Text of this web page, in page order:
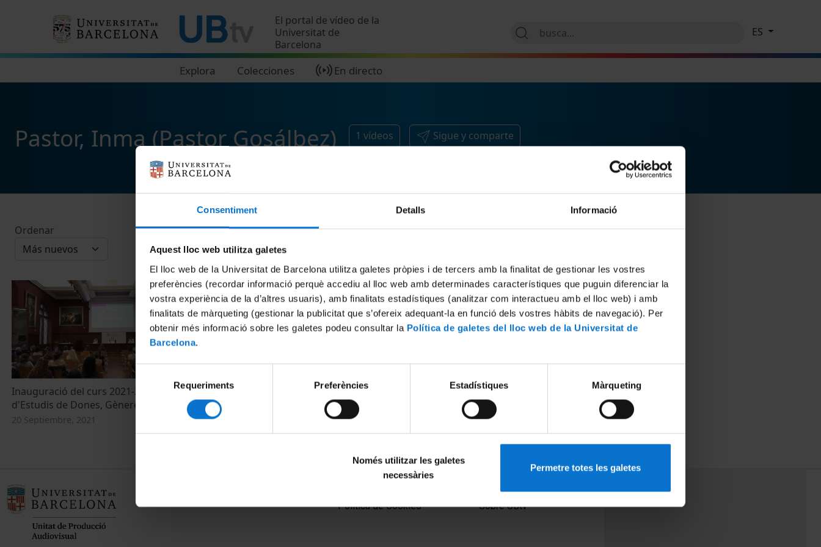
Consentiment Detalls Informació
Aquest lloc web utilitza galetes
El lloc web de la Universitat de Barcelona utilitza galetes pròpies i de tercers amb la finalitat de gestionar les vostres
preferències (recordar informació perquè accediu al lloc web amb determinades característiques que puguin diferenciar la
vostra experiència de la d’altres usuaris), amb finalitats estadístiques (analitzar com interactueu amb el lloc web) i amb
finalitats de màrqueting (gestionar la publicitat que s’ofereix adequant-la en funció dels vostres hàbits de navegació). Per
obtenir més informació sobre les galetes podeu consultar la Política de galetes del lloc web de la Universitat de
Barcelona.
consentiment
Requeriments Preferències Estadístiques Màrqueting
Només utilitzar les galetes
necessàries
Permetre totes les galetes
El portal de vídeo de la
Universitat de
Barcelona
Explora Colecciones En directo
ES
Pastor, Inma (Pastor Gosálbez) 1 vídeos Sigue y comparte
Ordenar
Inauguració del curs 2021-22 del Màster
d'Estudis de Dones, Gènere i Ciutadania
20 Septiembre, 2021
Política de Cookies
Sobre UBtv